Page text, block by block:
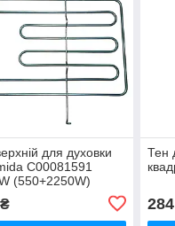
для духовки
C00081591
(550+2250W)
Тен
284